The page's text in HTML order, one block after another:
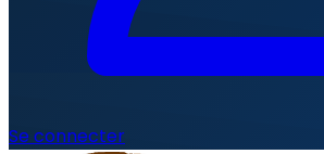
Se connecter